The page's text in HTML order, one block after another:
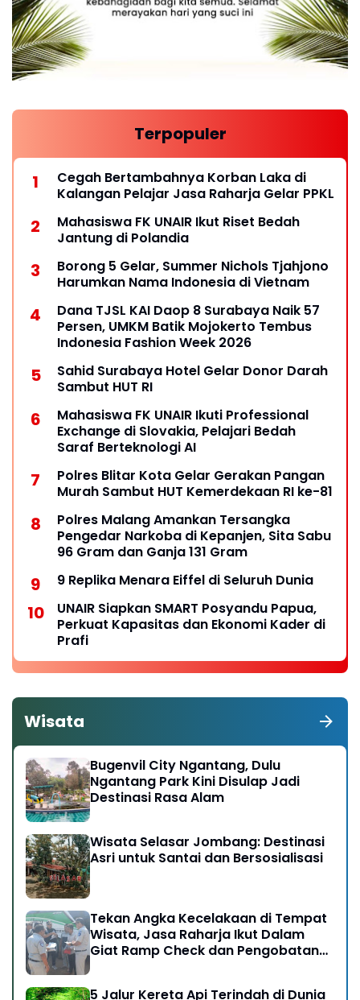
Terpopuler
Cegah Bertambahnya Korban Laka di
Kalangan Pelajar Jasa Raharja Gelar PPKL
Mahasiswa FK UNAIR Ikut Riset Bedah
Jantung di Polandia
Borong 5 Gelar, Summer Nichols Tjahjono
Harumkan Nama Indonesia di Vietnam
Dana TJSL KAI Daop 8 Surabaya Naik 57
Persen, UMKM Batik Mojokerto Tembus
Indonesia Fashion Week 2026
Sahid Surabaya Hotel Gelar Donor Darah
Sambut HUT RI
Mahasiswa FK UNAIR Ikuti Professional
Exchange di Slovakia, Pelajari Bedah
Saraf Berteknologi AI
Polres Blitar Kota Gelar Gerakan Pangan
Murah Sambut HUT Kemerdekaan RI ke-81
Polres Malang Amankan Tersangka
Pengedar Narkoba di Kepanjen, Sita Sabu
96 Gram dan Ganja 131 Gram
9 Replika Menara Eiffel di Seluruh Dunia
UNAIR Siapkan SMART Posyandu Papua,
Perkuat Kapasitas dan Ekonomi Kader di
Prafi
Wisata
Bugenvil City Ngantang, Dulu
Ngantang Park Kini Disulap Jadi
Destinasi Rasa Alam
Wisata Selasar Jombang: Destinasi
Asri untuk Santai dan Bersosialisasi
Tekan Angka Kecelakaan di Tempat
Wisata, Jasa Raharja Ikut Dalam
Giat Ramp Check dan Pengobatan
5 Jalur Kereta Api Terindah di Dunia